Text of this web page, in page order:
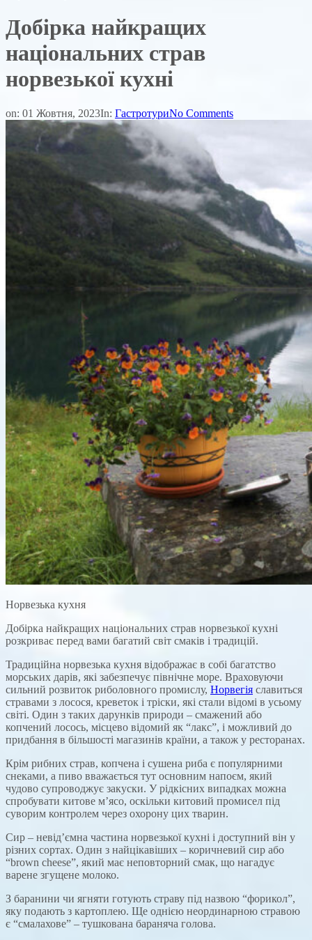
Добірка найкращих
національних страв
норвезької кухні
on: 01 Жовтня, 2023In: ГастротуриNo Comments
Норвезька кухня
Добірка найкращих національних страв норвезької кухні
розкриває перед вами багатий світ смаків і традицій.
Традиційна норвезька кухня відображає в собі багатство
морських дарів, які забезпечує північне море. Враховуючи
сильний розвиток риболовного промислу, Норвегія славиться
стравами з лосося, креветок і тріски, які стали відомі в усьому
світі. Один з таких дарунків природи – смажений або
копчений лосось, місцево відомий як “лакс”, і можливий до
придбання в більшості магазинів країни, а також у ресторанах.
Крім рибних страв, копчена і сушена риба є популярними
снеками, а пиво вважається тут основним напоєм, який
чудово супроводжує закуски. У рідкісних випадках можна
спробувати китове м’ясо, оскільки китовий промисел під
суворим контролем через охорону цих тварин.
Сир – невід’ємна частина норвезької кухні і доступний він у
різних сортах. Один з найцікавіших – коричневий сир або
“brown cheese”, який має неповторний смак, що нагадує
варене згущене молоко.
З баранини чи ягняти готують страву під назвою “форикол”,
яку подають з картоплею. Ще однією неординарною стравою
є “смалахове” – тушкована бараняча голова.